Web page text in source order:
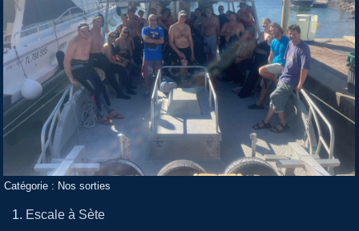
Catégorie : Nos sorties
Escale à Sète